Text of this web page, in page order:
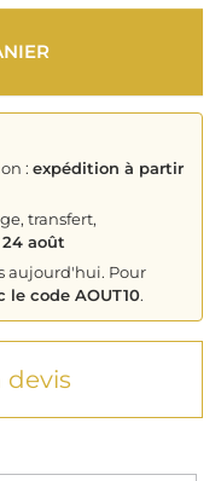
: expédition à partir
transfert,
août
aujourd'hui. Pour
le code AOUT10.
devis